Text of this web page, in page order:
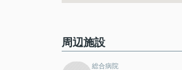
周辺施設
総合病院